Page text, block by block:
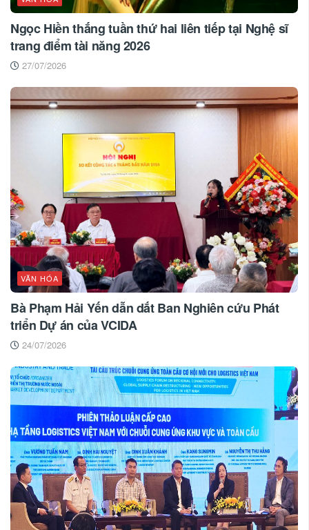
Ngọc Hiền thắng tuần thứ hai liên tiếp tại Nghệ sĩ
trang điểm tài năng 2026
27/07/2026
VĂN HÓA
Bà Phạm Hải Yến dẫn dắt Ban Nghiên cứu Phát
triển Dự án của VCIDA
24/07/2026